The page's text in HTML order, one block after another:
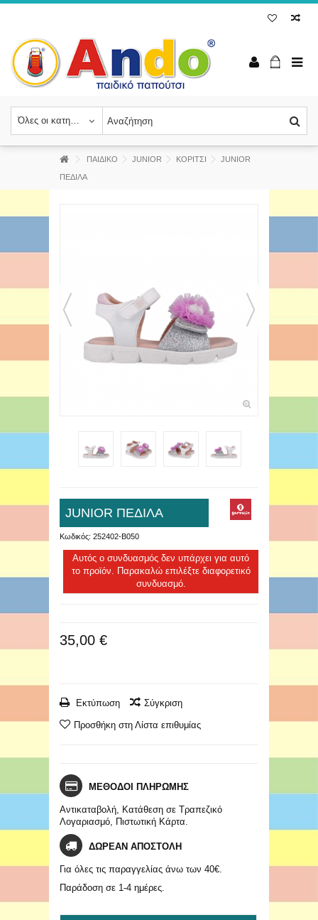
Όλες οι κατηγορίες
ΠΑΙΔΙΚΟ JUNIOR ΚΟΡΙΤΣΙ JUNIOR
ΠΕΔΙΛΑ
JUNIOR ΠΕΔΙΛΑ
Κωδικός: 252402-B050
Αυτός ο συνδυασμός δεν υπάρχει για αυτό
το προϊόν. Παρακαλώ επιλέξτε διαφορετικό
συνδυασμό.
35,00 €
Εκτύπωση Σύγκριση
Προσθήκη στη Λίστα επιθυμίας
ΜΕΘΟΔΟΙ ΠΛΗΡΩΜΗΣ
Αντικαταβολή, Κατάθεση σε Τραπεζικό
Λογαριασμό, Πιστωτική Κάρτα.
ΔΩΡΕΑΝ ΑΠΟΣΤΟΛΗ
Για όλες τις παραγγελίας άνω των 40€.
Παράδοση σε 1-4 ημέρες.